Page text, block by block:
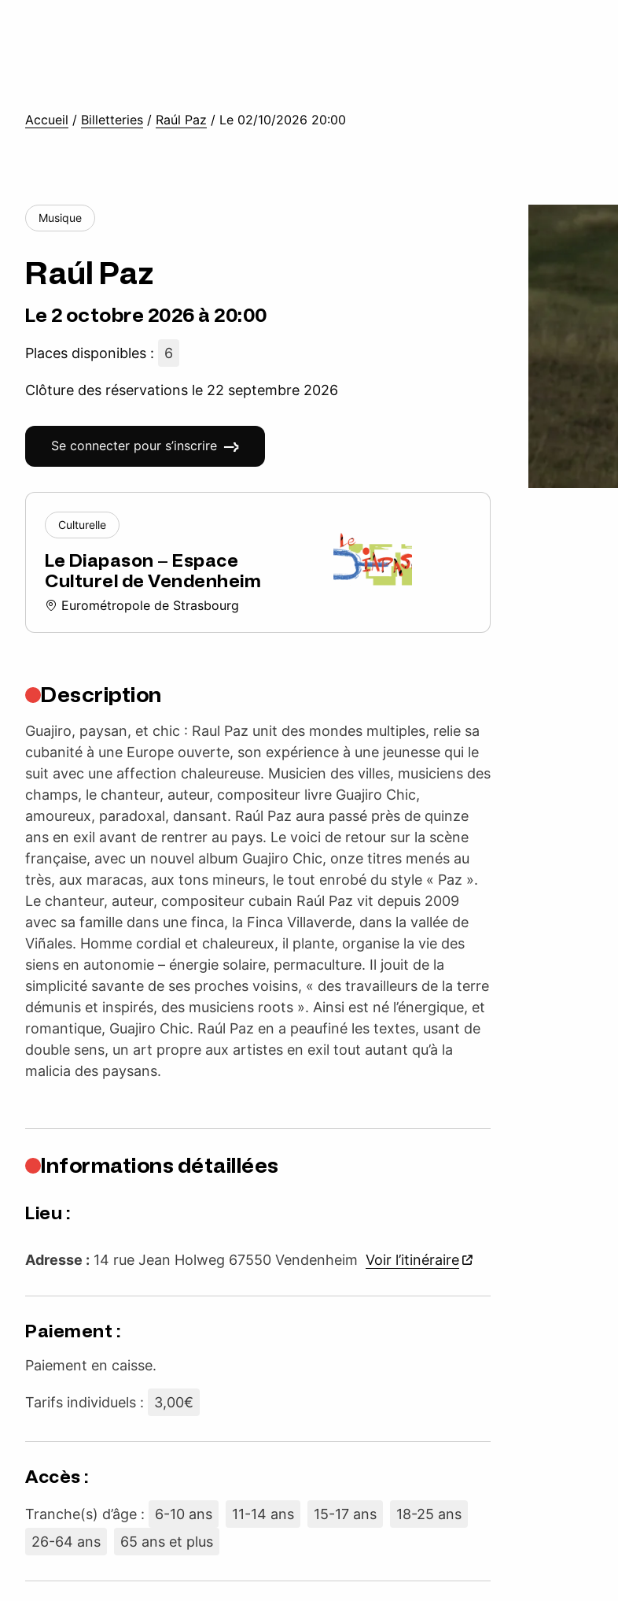
Accueil / Billetteries / Raúl Paz / Le 02/10/2026 20:00
Musique
Raúl Paz
Le 2 octobre 2026 à 20:00
Places disponibles : 6
Clôture des réservations le 22 septembre 2026
Se connecter pour s’inscrire
Culturelle
Le Diapason – Espace
Culturel de Vendenheim
Eurométropole de Strasbourg
Description
Guajiro, paysan, et chic : Raul Paz unit des mondes multiples, relie sa
cubanité à une Europe ouverte, son expérience à une jeunesse qui le
suit avec une affection chaleureuse. Musicien des villes, musiciens des
champs, le chanteur, auteur, compositeur livre Guajiro Chic,
amoureux, paradoxal, dansant. Raúl Paz aura passé près de quinze
ans en exil avant de rentrer au pays. Le voici de retour sur la scène
française, avec un nouvel album Guajiro Chic, onze titres menés au
très, aux maracas, aux tons mineurs, le tout enrobé du style « Paz ».
Le chanteur, auteur, compositeur cubain Raúl Paz vit depuis 2009
avec sa famille dans une finca, la Finca Villaverde, dans la vallée de
Viñales. Homme cordial et chaleureux, il plante, organise la vie des
siens en autonomie – énergie solaire, permaculture. Il jouit de la
simplicité savante de ses proches voisins, « des travailleurs de la terre
démunis et inspirés, des musiciens roots ». Ainsi est né l’énergique, et
romantique, Guajiro Chic. Raúl Paz en a peaufiné les textes, usant de
double sens, un art propre aux artistes en exil tout autant qu’à la
malicia des paysans.
Informations détaillées
Lieu :
Adresse : 14 rue Jean Holweg 67550 Vendenheim Voir l’itinéraire
Paiement :
Paiement en caisse.
Tarifs individuels : 3,00€
Accès :
Tranche(s) d’âge : 6-10 ans 11-14 ans 15-17 ans
18-25 ans
26-64 ans
65 ans et plus